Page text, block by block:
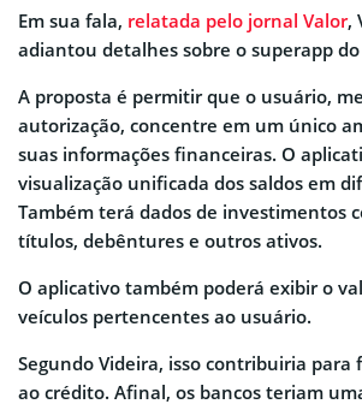
Em sua fala, relatada pelo jornal Valor,
adiantou detalhes sobre o superapp do
A proposta é permitir que o usuário,
autorização, concentre em um único
suas informações financeiras. O
visualização unificada dos saldos em
Também terá dados de investimentos
títulos, debêntures e outros ativos.
O aplicativo também poderá exibir o
veículos pertencentes ao usuário.
Segundo Videira, isso contribuiria para
ao crédito. Afinal, os bancos teriam